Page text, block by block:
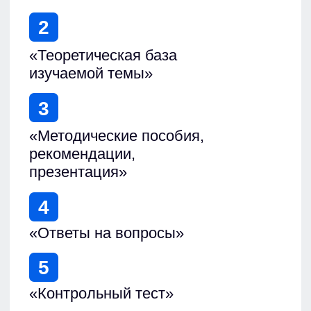
получаете документы
государственного
образца